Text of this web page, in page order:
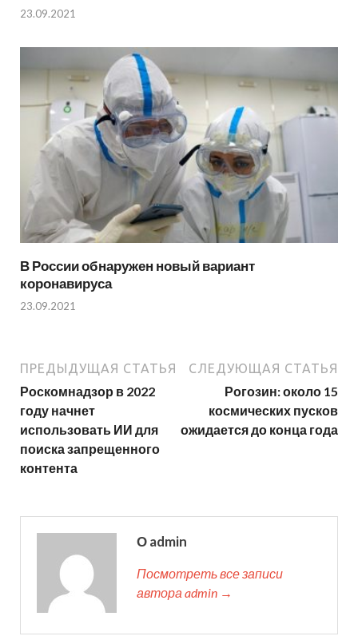
23.09.2021
В России обнаружен новый вариант
коронавируса
23.09.2021
ПРЕДЫДУЩАЯ СТАТЬЯ
Роскомнадзор в 2022
году начнет
использовать ИИ для
поиска запрещенного
контента
СЛЕДУЮЩАЯ СТАТЬЯ
Рогозин: около 15
космических пусков
ожидается до конца года
О admin
Посмотреть все записи
автора admin →